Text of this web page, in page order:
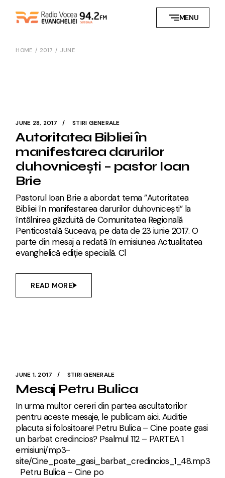
MENU
HOME 2017 JUNE
JUNE 28, 2017 STIRI GENERALE
Autoritatea Bibliei în
manifestarea darurilor
duhovnicești – pastor Ioan
Brie
Pastorul Ioan Brie a abordat tema ”Autoritatea
Bibliei în manifestarea darurilor duhovnicești” la
întâlnirea găzduită de Comunitatea Regională
Penticostală Suceava, pe data de 23 iunie 2017. O
parte din mesaj a redată în emisiunea Actualitatea
evanghelică ediție specială. Cl
READ MORE
JUNE 1, 2017 STIRI GENERALE
Mesaj Petru Bulica
In urma multor cereri din partea ascultatorilor
pentru aceste mesaje, le publicam aici. Auditie
placuta si folositoare! Petru Bulica – Cine poate gasi
un barbat credincios? Psalmul 112 – PARTEA 1
emisiuni/mp3-
site/Cine_poate_gasi_barbat_credincios_1_48.mp3
Petru Bulica – Cine po